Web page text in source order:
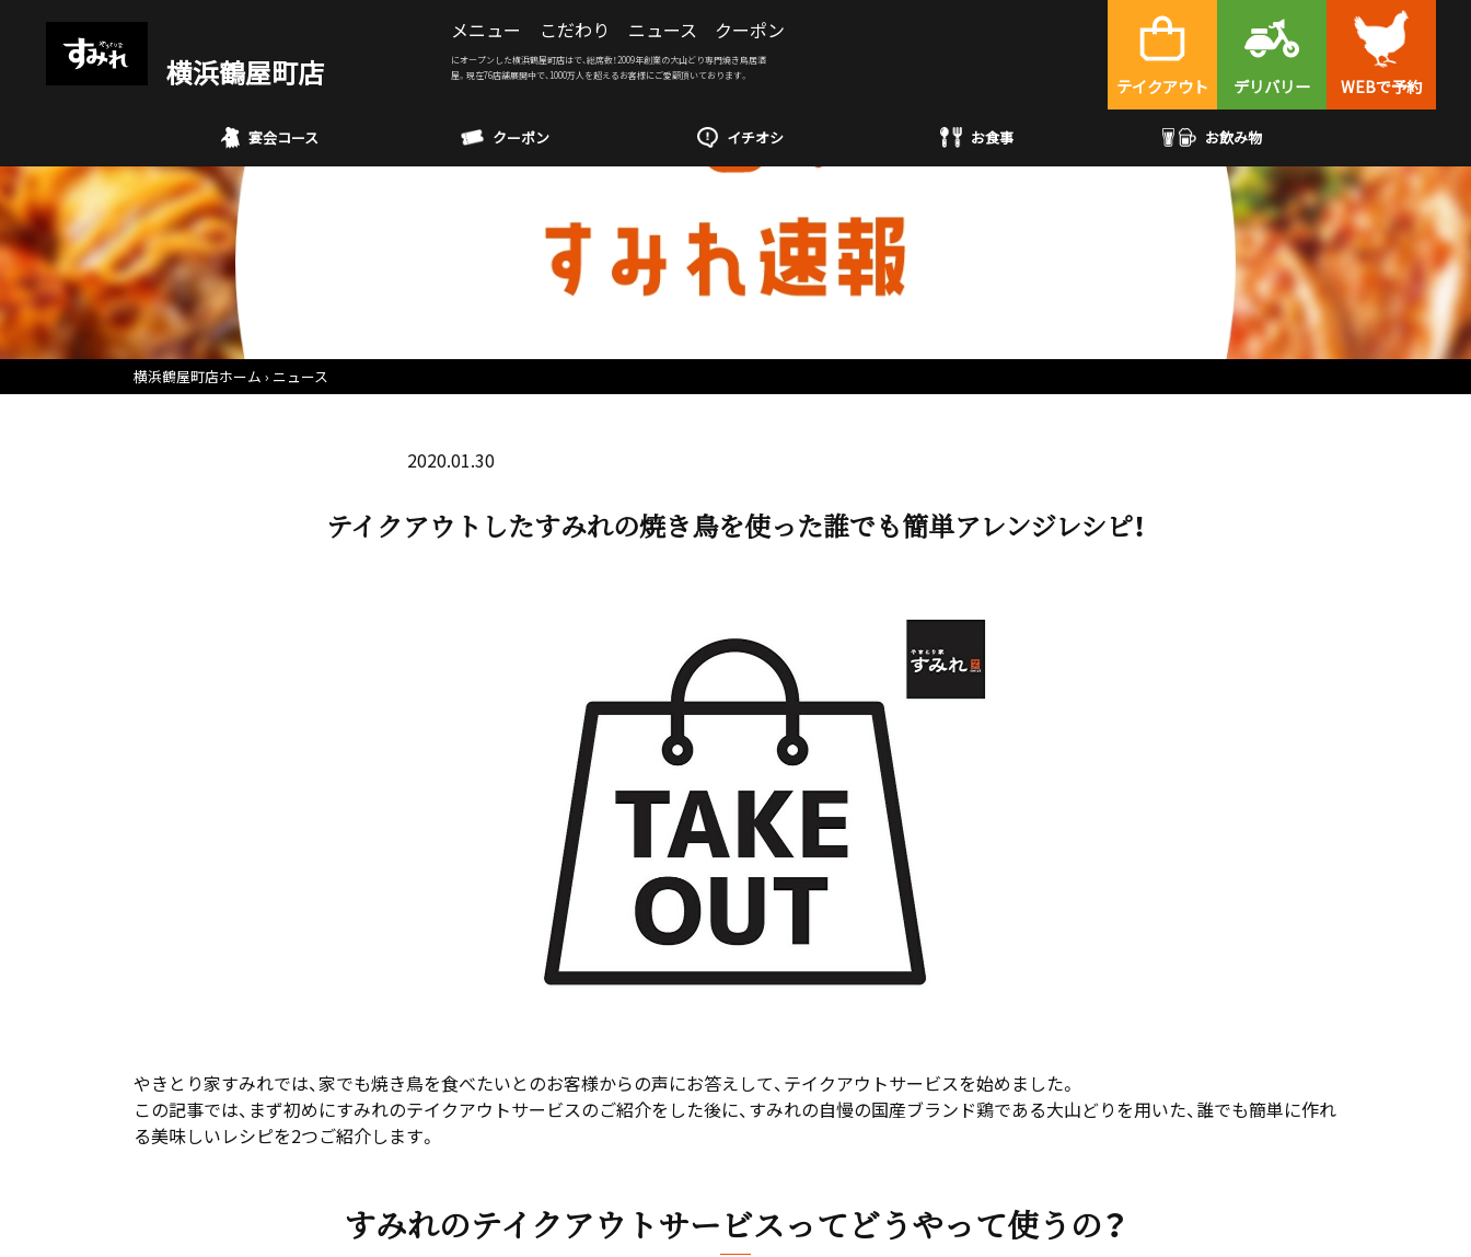
横浜鶴屋町店
メニュー こだわり ニュース クーポン
テイクアウト デリバリー WEBで予約
にオープンした横浜鶴屋町店はで、総席数！2009年創業の大山どり専門焼き鳥居酒
屋。現在76店舗展開中で、1000万人を超えるお客様にご愛顧頂いております。
宴会コース クーポン イチオシ お食事 お飲み物
横浜鶴屋町店ホーム ニュース
2020.01.30
テイクアウトしたすみれの焼き鳥を使った誰でも簡単アレンジレシピ！
やきとり家すみれでは、家でも焼き鳥を食べたいとのお客様からの声にお答えして、テイクアウトサービスを始めました。
この記事では、まず初めにすみれのテイクアウトサービスのご紹介をした後に、すみれの自慢の国産ブランド鶏である大山どりを用いた、誰でも簡単に作れ
る美味しいレシピを2つご紹介します。
すみれのテイクアウトサービスってどうやって使うの？